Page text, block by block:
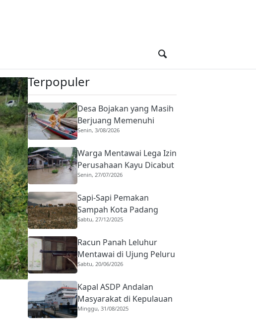
Terpopuler
Desa Bojakan yang Masih
Berjuang Memenuhi
Kebutuhan Dasar
Senin, 3/08/2026
Warga Mentawai Lega Izin
Perusahaan Kayu Dicabut
Senin, 27/07/2026
Sapi-Sapi Pemakan
Sampah Kota Padang
Sabtu, 27/12/2025
Racun Panah Leluhur
Mentawai di Ujung Peluru
Modern
Sabtu, 20/06/2026
Kapal ASDP Andalan
Masyarakat di Kepulauan
Mentawai
Minggu, 31/08/2025